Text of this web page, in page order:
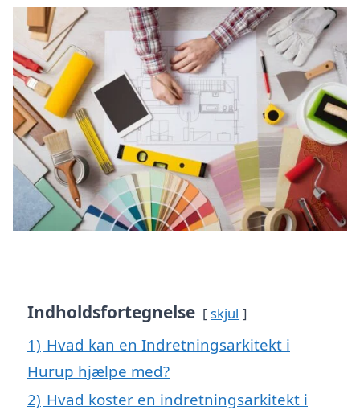
Indholdsfortegnelse skjul
1) Hvad kan en Indretningsarkitekt i
Hurup hjælpe med?
2) Hvad koster en indretningsarkitekt i